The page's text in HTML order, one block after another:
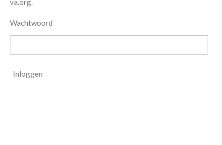
va.org.
Wachtwoord
Inloggen